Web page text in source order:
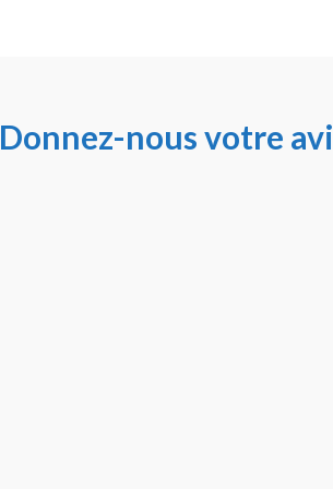
Donnez-nous votre